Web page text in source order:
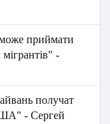
приймати
мігрантів" -
получат
- Сергей